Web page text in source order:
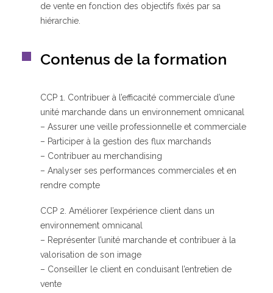
de vente en fonction des objectifs fixés par sa
hiérarchie.
Contenus de la formation
CCP 1. Contribuer à l’efficacité commerciale d’une
unité marchande dans un environnement omnicanal
– Assurer une veille professionnelle et commerciale
– Participer à la gestion des flux marchands
– Contribuer au merchandising
– Analyser ses performances commerciales et en
rendre compte
CCP 2. Améliorer l’expérience client dans un
environnement omnicanal
– Représenter l’unité marchande et contribuer à la
valorisation de son image
– Conseiller le client en conduisant l’entretien de
vente